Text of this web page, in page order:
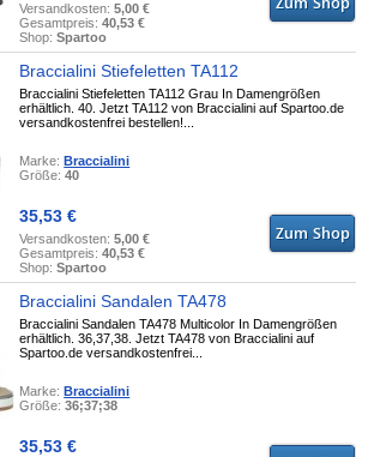
Versandkosten:5,00 €
Gesamtpreis:40,53 €
Shop:Spartoo
Braccialini Stiefeletten TA112
Braccialini Stiefeletten TA112 Grau In Damengrößen
erhältlich. 40. Jetzt TA112 von Braccialini auf Spartoo.de
versandkostenfrei bestellen!...
Marke:Braccialini
Größe:40
35,53 €
Versandkosten:5,00 €
Gesamtpreis:40,53 €
Shop:Spartoo
Braccialini Sandalen TA478
Braccialini Sandalen TA478 Multicolor In Damengrößen
erhältlich. 36,37,38. Jetzt TA478 von Braccialini auf
Spartoo.de versandkostenfrei...
Marke:Braccialini
Größe:36;37;38
35,53 €